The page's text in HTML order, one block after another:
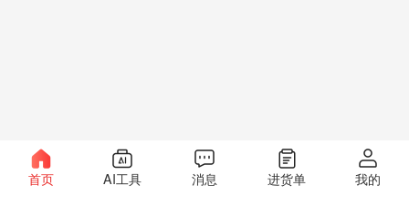
首页 AI工具 消息 进货单 我的